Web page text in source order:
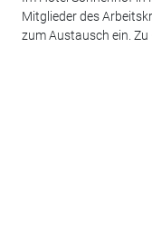
Mitglieder des
zum Austausch ein. Zu